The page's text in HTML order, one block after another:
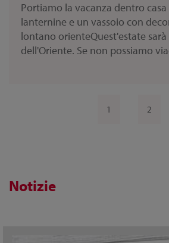
Portiamo la vacanza dentro
lanternine e un vassoio con
lontano orienteQuest'estate
dell'Oriente. Se non possiamo
1 2
Notizie